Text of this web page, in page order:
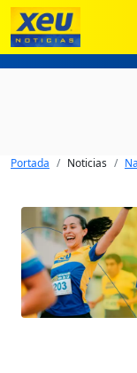
Portada Noticias